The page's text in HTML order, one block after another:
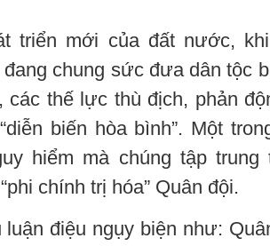
triển mới của đất nước,
chung sức đưa dân tộc
các thế lực thù địch, phản
biến hòa bình”. Một
hiểm mà chúng tập
chính trị hóa” Quân đội.
điệu ngụy biện như: